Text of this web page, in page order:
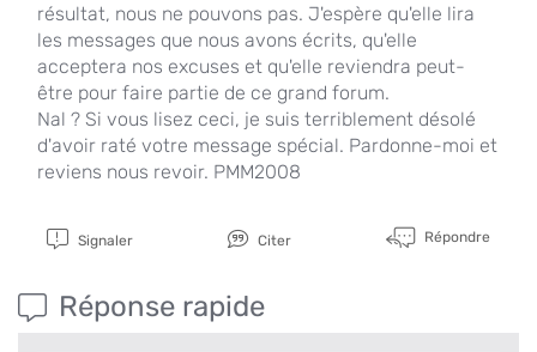
résultat, nous ne pouvons pas. J'espère qu'elle lira
les messages que nous avons écrits, qu'elle
acceptera nos excuses et qu'elle reviendra peut-
être pour faire partie de ce grand forum.
Nal ? Si vous lisez ceci, je suis terriblement désolé
d'avoir raté votre message spécial. Pardonne-moi et
reviens nous revoir. PMM2008
Signaler Citer Répondre
Réponse rapide